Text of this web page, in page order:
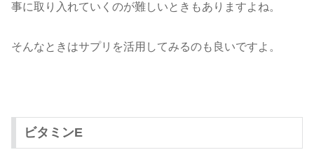
事に取り入れていくのが難しいときもありますよね。
そんなときはサプリを活用してみるのも良いですよ。
ビタミンE